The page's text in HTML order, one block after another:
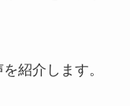
紹介します。